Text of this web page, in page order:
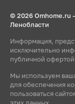
© 2026 Omhome.ru
Ленобласти
Информация,
исключительно
публичной
Мы используем
для обеспечения
пользоваться
этих данных.